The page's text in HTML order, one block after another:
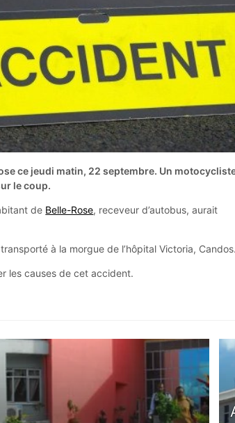
ce jeudi matin, 22 septembre. Un
le coup.
de Belle-Rose, receveur d’autobus, aurait
à la morgue de l’hôpital Victoria,
les causes de cet accident.